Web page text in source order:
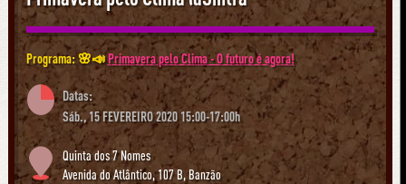
Programa: 🌸📣Primavera pelo Clima - O futuro é agora!
Datas:
Sáb., 15 FEVEREIRO 2020 15:00-17:00h
Quinta dos 7 Nomes
Avenida do Atlântico, 107 B, Banzão